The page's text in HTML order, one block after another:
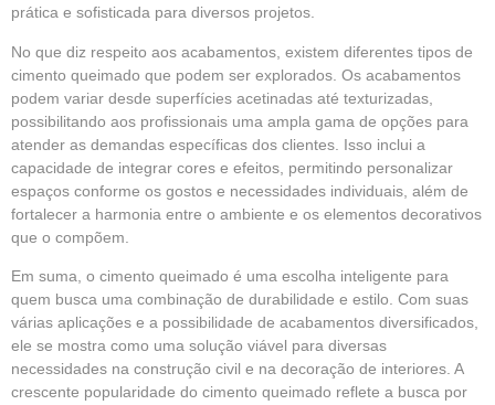
prática e sofisticada para diversos projetos.
No que diz respeito aos acabamentos, existem diferentes tipos de
cimento queimado que podem ser explorados. Os acabamentos
podem variar desde superfícies acetinadas até texturizadas,
possibilitando aos profissionais uma ampla gama de opções para
atender as demandas específicas dos clientes. Isso inclui a
capacidade de integrar cores e efeitos, permitindo personalizar
espaços conforme os gostos e necessidades individuais, além de
fortalecer a harmonia entre o ambiente e os elementos decorativos
que o compõem.
Em suma, o cimento queimado é uma escolha inteligente para
quem busca uma combinação de durabilidade e estilo. Com suas
várias aplicações e a possibilidade de acabamentos diversificados,
ele se mostra como uma solução viável para diversas
necessidades na construção civil e na decoração de interiores. A
crescente popularidade do cimento queimado reflete a busca por